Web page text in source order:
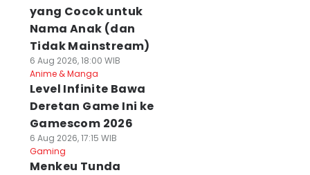
yang Cocok untuk
Nama Anak (dan
Tidak Mainstream)
6 Aug 2026, 18:00 WIB
Anime & Manga
Level Infinite Bawa
Deretan Game Ini ke
Gamescom 2026
6 Aug 2026, 17:15 WIB
Gaming
Menkeu Tunda